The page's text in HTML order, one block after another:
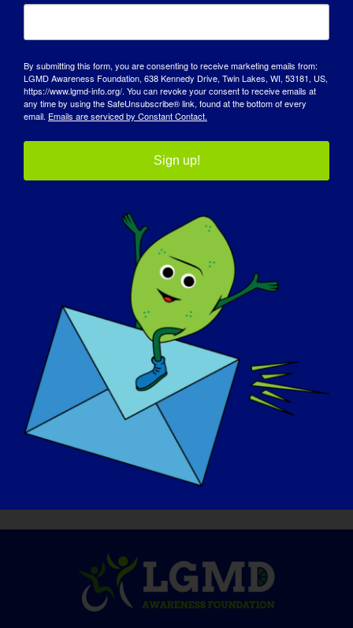
I nostri partner per
l'advocacy
By submitting this form, you are consenting to receive marketing emails from:
LGMD Awareness Foundation, 638 Kennedy Drive, Twin Lakes, WI, 53181, US,
https://www.lgmd-info.org/. You can revoke your consent to receive emails at
any time by using the SafeUnsubscribe® link, found at the bottom of every
email. Emails are serviced by Constant Contact.
Sign up!